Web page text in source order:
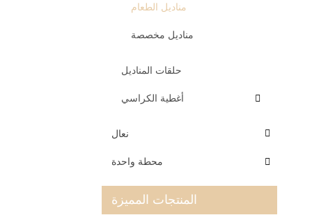
مناديل الطعام
مناديل مخصصة
حلقات المناديل
أغطية الكراسي
نعال
محطة واحدة
المنتجات المميزة